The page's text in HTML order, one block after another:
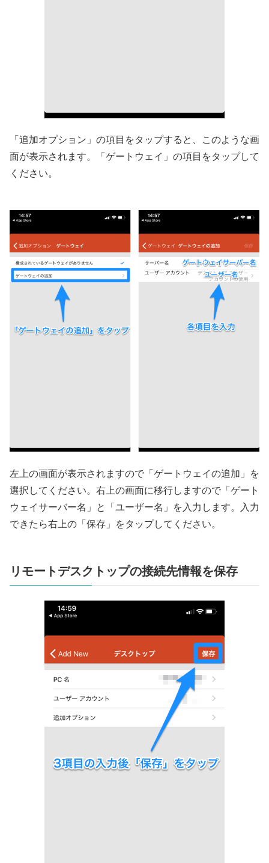
「追加オプション」の項目をタップすると、このような画
面が表示されます。「ゲートウェイ」の項目をタップして
ください。
左上の画面が表示されますので「ゲートウェイの追加」を
選択してください。右上の画面に移行しますので「ゲート
ウェイサーバー名」と「ユーザー名」を入力します。入力
できたら右上の「保存」をタップしてください。
リモートデスクトップの接続先情報を保存